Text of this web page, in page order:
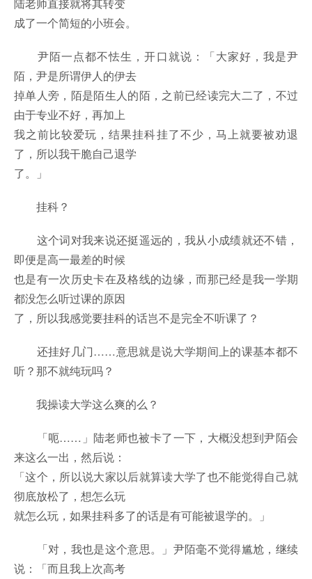
陆老师直接就将其转变
成了一个简短的小班会。
尹陌一点都不怯生，开口就说：「大家好，我是尹
陌，尹是所谓伊人的伊去
掉单人旁，陌是陌生人的陌，之前已经读完大二了，不过
由于专业不好，再加上
我之前比较爱玩，结果挂科挂了不少，马上就要被劝退
了，所以我干脆自己退学
了。」
挂科？
这个词对我来说还挺遥远的，我从小成绩就还不错，
即便是高一最差的时候
也是有一次历史卡在及格线的边缘，而那已经是我一学期
都没怎么听过课的原因
了，所以我感觉要挂科的话岂不是完全不听课了？
还挂好几门……意思就是说大学期间上的课基本都不
听？那不就纯玩吗？
我操读大学这么爽的么？
「呃……」陆老师也被卡了一下，大概没想到尹陌会
来这么一出，然后说：
「这个，所以说大家以后就算读大学了也不能觉得自己就
彻底放松了，想怎么玩
就怎么玩，如果挂科多了的话是有可能被退学的。」
「对，我也是这个意思。」尹陌毫不觉得尴尬，继续
说：「而且我上次高考